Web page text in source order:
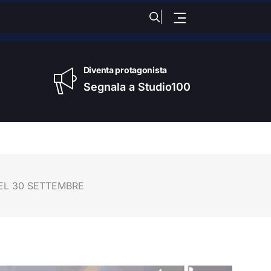
Diventa protagonista
Segnala a Studio100
30 SETTEMBRE